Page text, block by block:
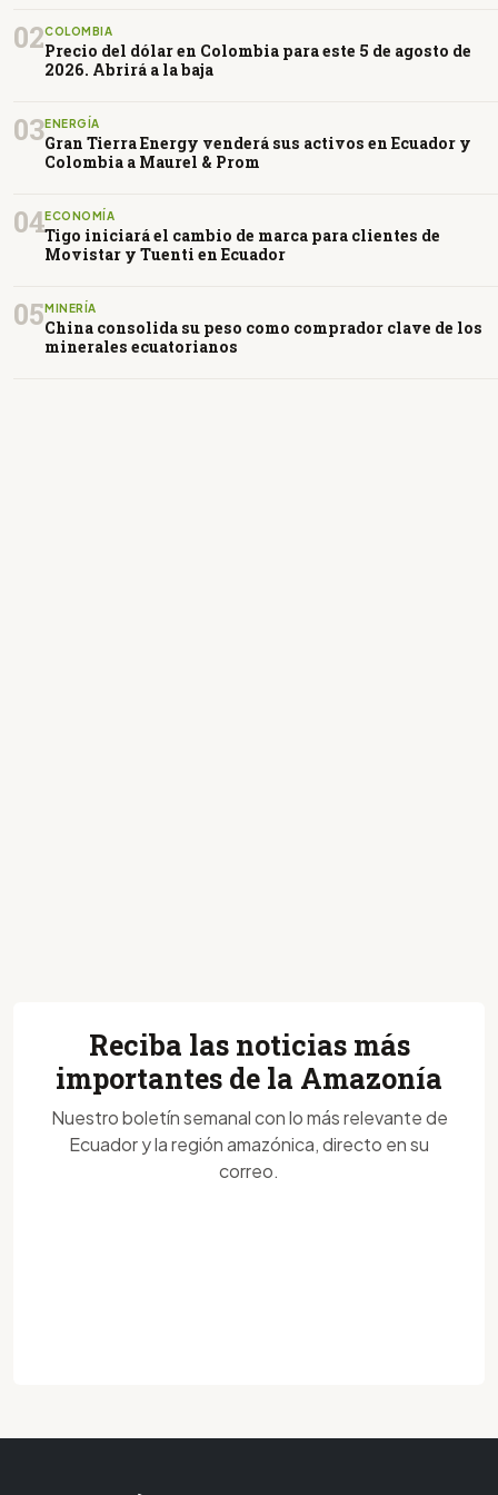
02COLOMBIA
Precio del dólar en Colombia para este 5 de agosto de
2026. Abrirá a la baja
03ENERGÍA
Gran Tierra Energy venderá sus activos en Ecuador y
Colombia a Maurel & Prom
04ECONOMÍA
Tigo iniciará el cambio de marca para clientes de
Movistar y Tuenti en Ecuador
05 MINERÍA
China consolida su peso como comprador clave de los
minerales ecuatorianos
Reciba las noticias más
importantes de la Amazonía
Nuestro boletín semanal con lo más relevante de
Ecuador y la región amazónica, directo en su
correo.